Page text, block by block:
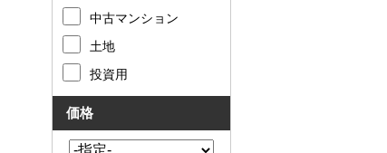
中古マンション
土地
投資用
価格